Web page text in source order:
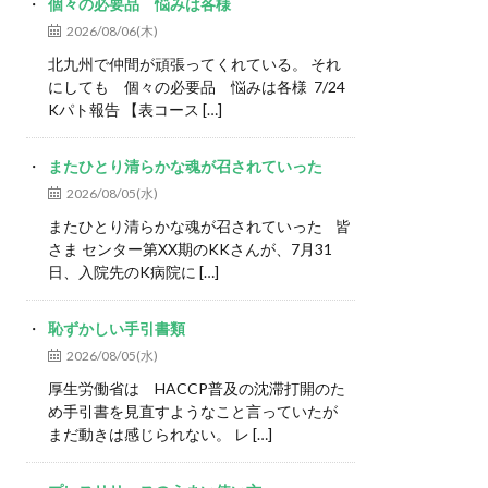
個々の必要品 悩みは各様
2026/08/06(木)
北九州で仲間が頑張ってくれている。 それ
にしても 個々の必要品 悩みは各様 7/24
Kパト報告 【表コース […]
またひとり清らかな魂が召されていった
2026/08/05(水)
またひとり清らかな魂が召されていった 皆
さま センター第XX期のKKさんが、7月31
日、入院先のK病院に […]
恥ずかしい手引書類
2026/08/05(水)
厚生労働省は HACCP普及の沈滞打開のた
め手引書を見直すようなこと言っていたが
まだ動きは感じられない。 レ […]